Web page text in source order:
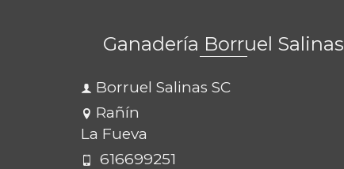
Ganadería Borruel Salinas
Borruel Salinas SC
Rañín
La Fueva
616699251